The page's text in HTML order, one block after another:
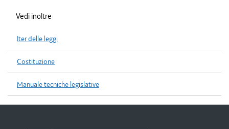
Vedi inoltre
Iter delle leggi
Costituzione
Manuale tecniche legislative